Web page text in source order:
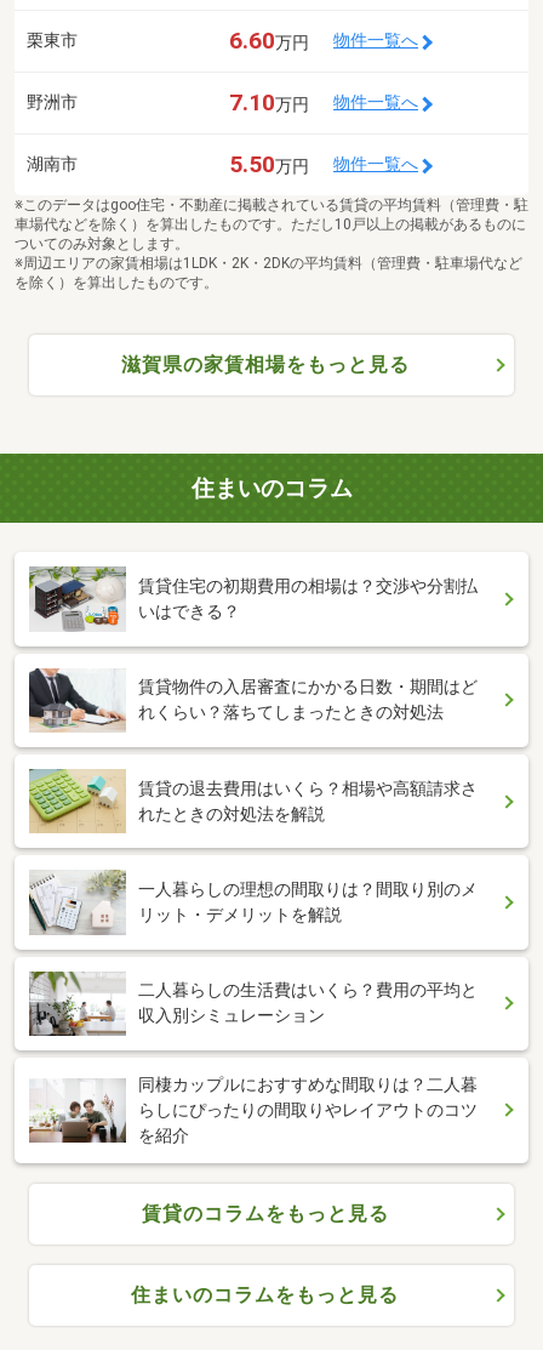
栗東市 6.60万円 物件一覧へ
野洲市 7.10万円 物件一覧へ
湖南市 5.50万円 物件一覧へ
※このデータはgoo住宅・不動産に掲載されている賃貸の平均賃料（管理費・駐
車場代などを除く）を算出したものです。ただし10戸以上の掲載があるものに
ついてのみ対象とします。
※周辺エリアの家賃相場は1LDK・2K・2DKの平均賃料（管理費・駐車場代など
を除く）を算出したものです。
滋賀県の家賃相場をもっと見る
住まいのコラム
賃貸住宅の初期費用の相場は？交渉や分割払
いはできる？
賃貸物件の入居審査にかかる日数・期間はど
れくらい？落ちてしまったときの対処法
賃貸の退去費用はいくら？相場や高額請求さ
れたときの対処法を解説
一人暮らしの理想の間取りは？間取り別のメ
リット・デメリットを解説
二人暮らしの生活費はいくら？費用の平均と
収入別シミュレーション
同棲カップルにおすすめな間取りは？二人暮
らしにぴったりの間取りやレイアウトのコツ
を紹介
賃貸のコラムをもっと見る
住まいのコラムをもっと見る